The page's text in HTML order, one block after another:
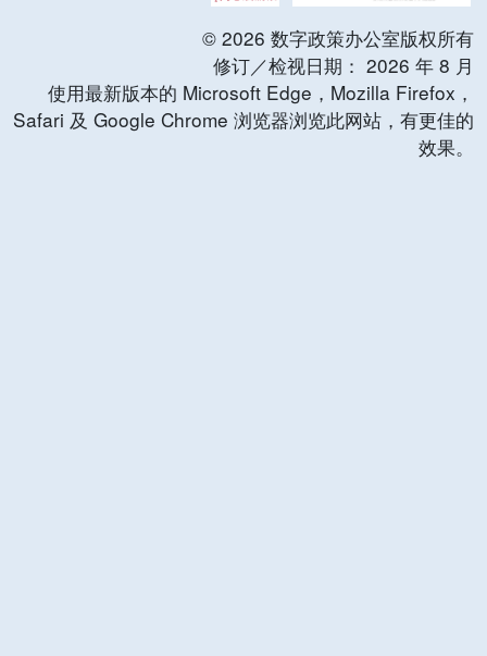
© 2026 数字政策办公室版权所有
修订／检视日期： 2026 年 8 月
使用最新版本的 Microsoft Edge，Mozilla Firefox，
Safari 及 Google Chrome 浏览器浏览此网站，有更佳的
效果。